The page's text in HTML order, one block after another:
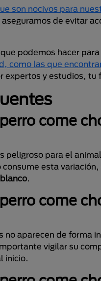
son nocivos para
de evitar
podemos hacer
como las que
expertos y estudios, tu
come
peligroso para el
consume esta variación,
.
come
no aparecen de forma
vigilar su
inicio.